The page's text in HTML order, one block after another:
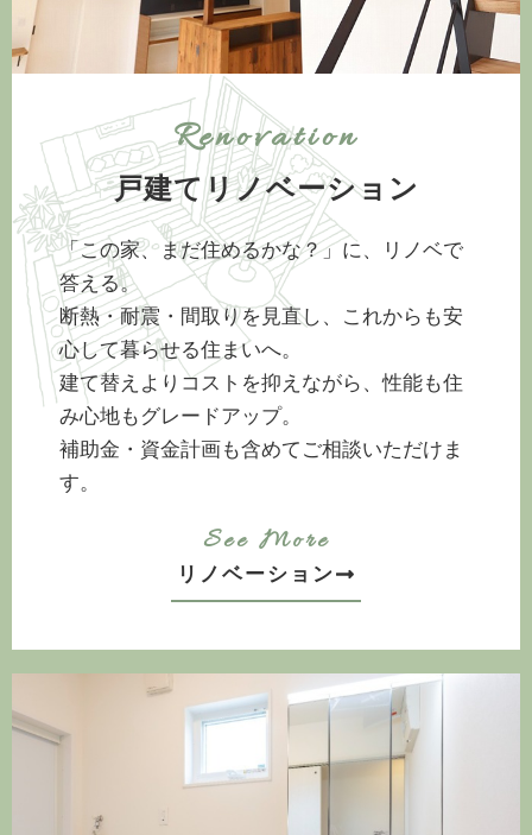
Renovation
戸建てリノベーション
「この家、まだ住めるかな？」に、リノベで
答える。
断熱・耐震・間取りを見直し、これからも安
心して暮らせる住まいへ。
建て替えよりコストを抑えながら、性能も住
み心地もグレードアップ。
補助金・資金計画も含めてご相談いただけま
す。
See More
リノベーション